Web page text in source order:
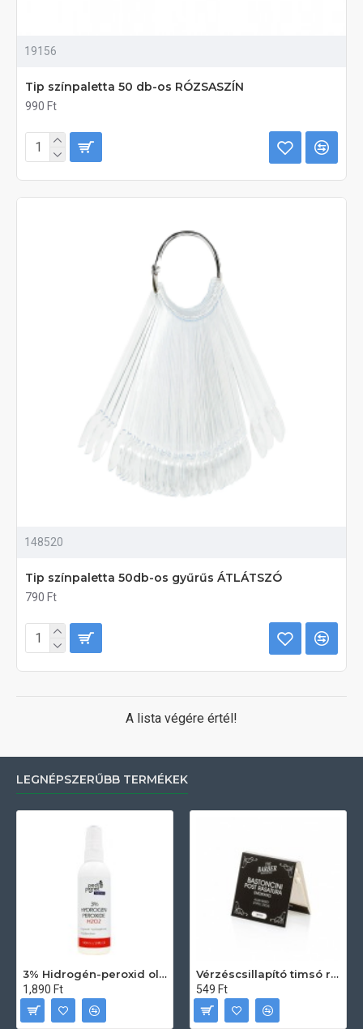
19156
Tip színpaletta 50 db-os RÓZSASZÍN
990 Ft
148520
Tip színpaletta 50db-os gyűrűs ÁTLÁTSZÓ
790 Ft
A lista végére értél!
LEGNÉPSZERŰBB TERMÉKEK
3% Hidrogén-peroxid oldat (sebfertőtlenítő) 100ml
1,890 Ft
Vérzéscsillapító timsó rúd 20db
549 Ft